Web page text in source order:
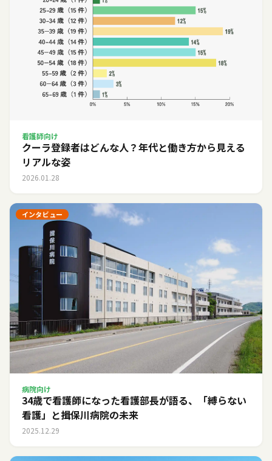
看護師向け
クーラ登録者はどんな人？年代と働き方から見える
リアルな姿
2026.01.28
インタビュー
病院向け
34歳で看護師になった看護部長が語る、「縛らない
看護」と揖保川病院の未来
2025.12.29